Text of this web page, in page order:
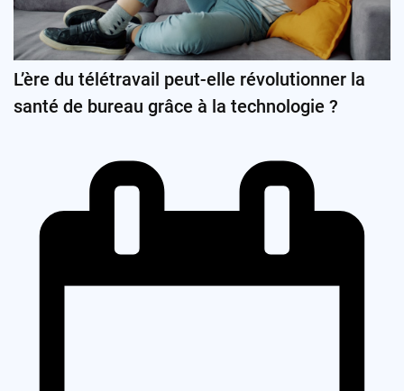
L’ère du télétravail peut-elle révolutionner la
santé de bureau grâce à la technologie ?